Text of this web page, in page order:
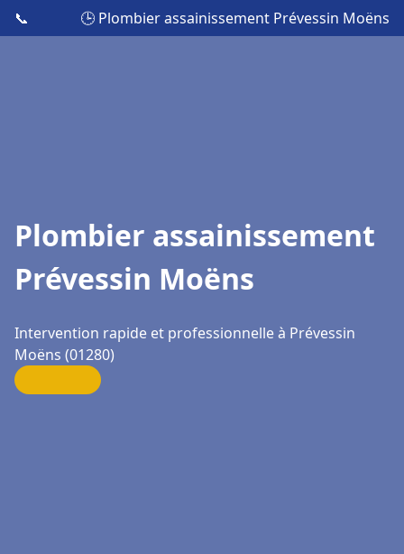
📞 🕒 Plombier assainissement Prévessin Moëns
Plombier assainissement
Prévessin Moëns
Intervention rapide et professionnelle à Prévessin
Moëns (01280)